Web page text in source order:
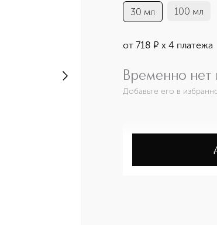
30 мл 100 мл
от718 ¤ х 4 платежа
Временно нет
Добавьте его в